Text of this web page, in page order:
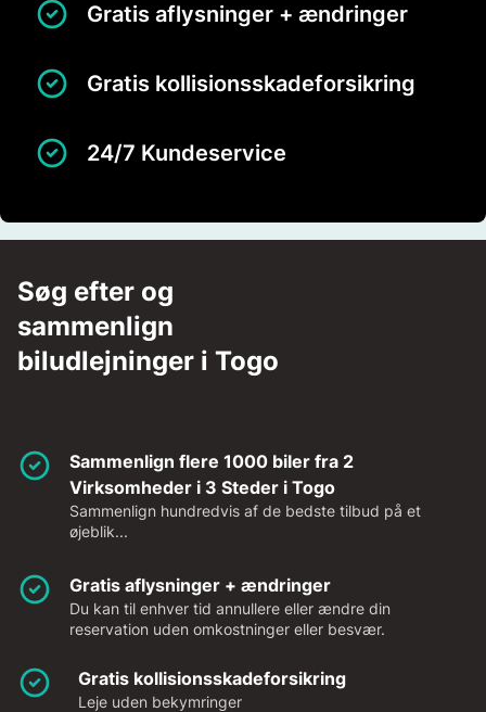
Gratis aflysninger + ændringer
Gratis kollisionsskadeforsikring
24/7 Kundeservice
Søg efter og
sammenlign
biludlejninger i Togo
Sammenlign flere 1000 biler fra 2
Virksomheder i 3 Steder i Togo
Sammenlign hundredvis af de bedste tilbud på et
øjeblik...
Gratis aflysninger + ændringer
Du kan til enhver tid annullere eller ændre din
reservation uden omkostninger eller besvær.
Gratis kollisionsskadeforsikring
Leje uden bekymringer